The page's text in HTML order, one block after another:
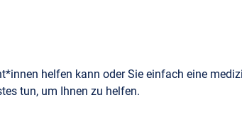
helfen kann oder Sie einfach eine
tun, um Ihnen zu helfen.